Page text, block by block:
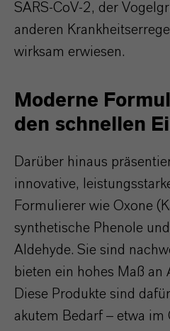
SARS-CoV-2, der
anderen
wirksam erwiesen.
Moderne
den schnellen
Darüber hinaus
innovative,
Formulierer wie Oxone
synthetische Phenole
Aldehyde. Sie sind
bieten ein hohes Maß an
Diese Produkte sind
akutem Bedarf – etwa im